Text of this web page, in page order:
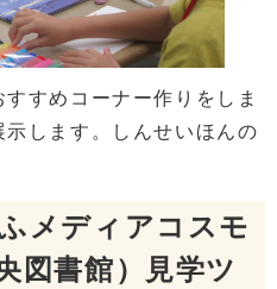
すめコーナー作りをしま
します。しんせいほんの
メディアコスモ
図書館）見学ツ